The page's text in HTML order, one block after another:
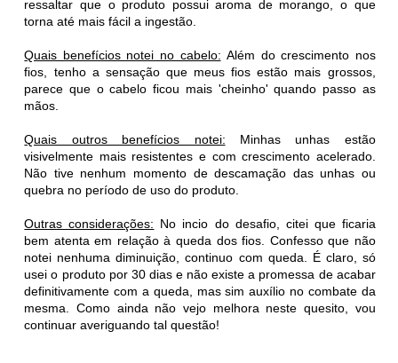
ressaltar que o produto possui aroma de morango, o que
torna até mais fácil a ingestão.
Quais benefícios notei no cabelo: Além do crescimento nos
fios, tenho a sensação que meus fios estão mais grossos,
parece que o cabelo ficou mais 'cheinho' quando passo as
mãos.
Quais outros benefícios notei: Minhas unhas estão
visivelmente mais resistentes e com crescimento acelerado.
Não tive nenhum momento de descamação das unhas ou
quebra no período de uso do produto.
Outras considerações: No incio do desafio, citei que ficaria
bem atenta em relação à queda dos fios. Confesso que não
notei nenhuma diminuição, continuo com queda. É claro, só
usei o produto por 30 dias e não existe a promessa de acabar
definitivamente com a queda, mas sim auxílio no combate da
mesma. Como ainda não vejo melhora neste quesito, vou
continuar averiguando tal questão!